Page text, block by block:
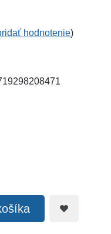
hodnotenie)